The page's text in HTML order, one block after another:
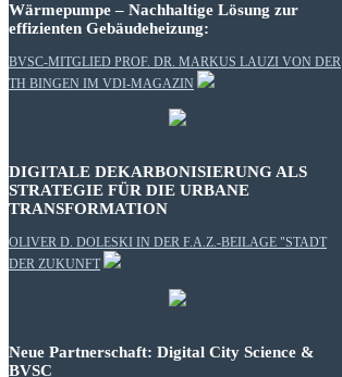
Wärmepumpe – Nachhaltige Lösung zur
effizienten Gebäudeheizung:
BVSC-MITGLIED PROF. DR. MARKUS LAUZI VON DER
TH BINGEN IM VDI-MAGAZIN
DIGITALE DEKARBONISIERUNG ALS
STRATEGIE FÜR DIE URBANE
TRANSFORMATION
OLIVER D. DOLESKI IN DER F.A.Z.-BEILAGE "STADT
DER ZUKUNFT
Neue Partnerschaft: Digital City Science &
BVSC